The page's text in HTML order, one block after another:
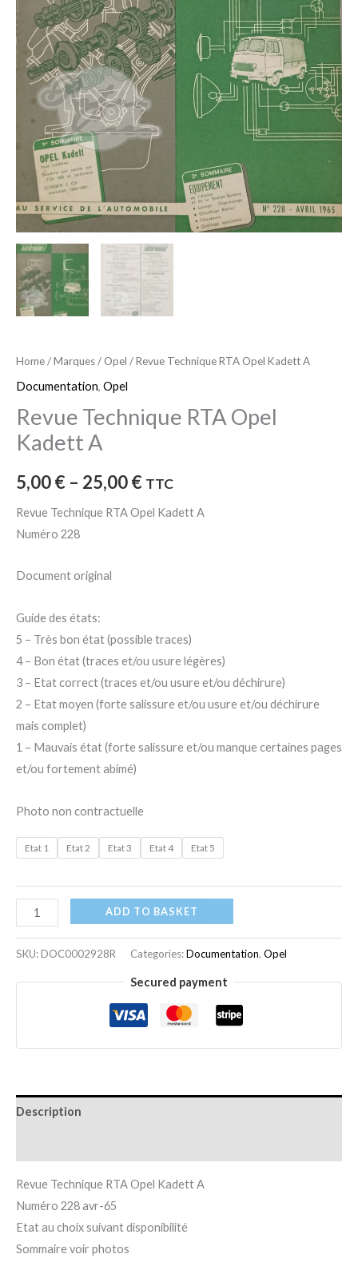
Home/Marques/ Opel / Revue Technique RTA Opel Kadett A
Documentation, Opel
Revue Technique RTA Opel
Kadett A
5,00€ – 25,00€ TTC
Revue Technique RTA Opel Kadett A
Numéro 228
Document original
Guide des états:
5 – Très bon état (possible traces)
4 – Bon état (traces et/ou usure légères)
3 – Etat correct (traces et/ou usure et/ou déchirure)
2 – Etat moyen (forte salissure et/ou usure et/ou déchirure
mais complet)
1 – Mauvais état (forte salissure et/ou manque certaines pages
et/ou fortement abimé)
Photo non contractuelle
Etat 1 Etat 2 Etat 3 Etat 4 Etat 5
ADD TO BASKET
SKU:DOC0002928R Categories:Documentation, Opel
Secured payment
Description
Revue Technique RTA Opel Kadett A
Numéro 228 avr-65
Etat au choix suivant disponibilité
Sommaire voir photos